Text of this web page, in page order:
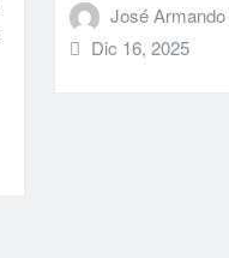
José
Dic 16, 2025